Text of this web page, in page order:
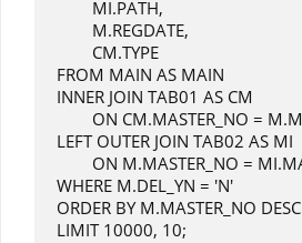
FROM MAIN AS MAIN
INNER JOIN TAB01 AS CM
LEFT OUTER JOIN TAB02 AS MI
WHERE M.DEL_YN = 'N'
ORDER BY M.MASTER_NO DESC